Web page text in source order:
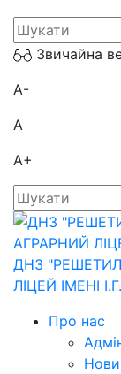
Звичайна
A-
A
A+
ДНЗ
ЛІЦЕЙ ІМЕНІ
Про нас